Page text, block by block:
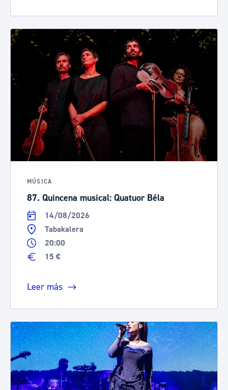
MÚSICA
87. Quincena musical: Quatuor Béla
14/08/2026
Tabakalera
20:00
15 €
Leer más